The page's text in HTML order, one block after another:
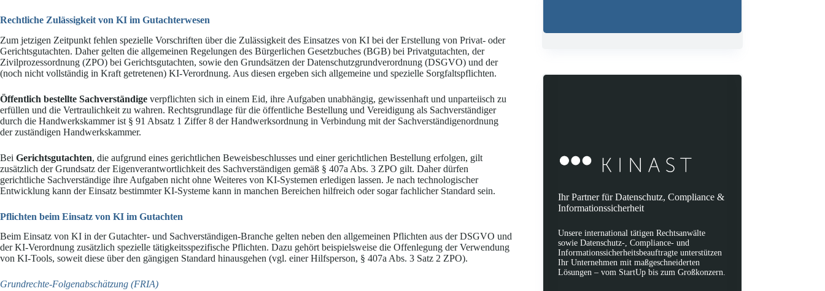
Rechtliche Zulässigkeit von KI im Gutachterwesen
Zum jetzigen Zeitpunkt fehlen spezielle Vorschriften über die Zulässigkeit des Einsatzes von KI bei der Erstellung von Privat- oder
Gerichtsgutachten. Daher gelten die allgemeinen Regelungen des Bürgerlichen Gesetzbuches (BGB) bei Privatgutachten, der
Zivilprozessordnung (ZPO) bei Gerichtsgutachten, sowie den Grundsätzen der Datenschutzgrundverordnung (DSGVO) und der
(noch nicht vollständig in Kraft getretenen) KI-Verordnung. Aus diesen ergeben sich allgemeine und spezielle Sorgfaltspflichten.
Öffentlich bestellte Sachverständige verpflichten sich in einem Eid, ihre Aufgaben unabhängig, gewissenhaft und unparteiisch zu
erfüllen und die Vertraulichkeit zu wahren. Rechtsgrundlage für die öffentliche Bestellung und Vereidigung als Sachverständiger
durch die Handwerkskammer ist § 91 Absatz 1 Ziffer 8 der Handwerksordnung in Verbindung mit der Sachverständigenordnung
der zuständigen Handwerkskammer.
Bei Gerichtsgutachten, die aufgrund eines gerichtlichen Beweisbeschlusses und einer gerichtlichen Bestellung erfolgen, gilt
zusätzlich der Grundsatz der Eigenverantwortlichkeit des Sachverständigen gemäß § 407a Abs. 3 ZPO gilt. Daher dürfen
gerichtliche Sachverständige ihre Aufgaben nicht ohne Weiteres von KI-Systemen erledigen lassen. Je nach technologischer
Entwicklung kann der Einsatz bestimmter KI-Systeme kann in manchen Bereichen hilfreich oder sogar fachlicher Standard sein.
Pflichten beim Einsatz von KI im Gutachten
Beim Einsatz von KI in der Gutachter- und Sachverständigen-Branche gelten neben den allgemeinen Pflichten aus der DSGVO und
der KI-Verordnung zusätzlich spezielle tätigkeitsspezifische Pflichten. Dazu gehört beispielsweise die Offenlegung der Verwendung
von KI-Tools, soweit diese über den gängigen Standard hinausgehen (vgl. einer Hilfsperson, § 407a Abs. 3 Satz 2 ZPO).
Grundrechte-Folgenabschätzung (FRIA)
Ihr Partner für Datenschutz, Compliance &
Informationssicherheit
Unsere international tätigen Rechtsanwälte
sowie Datenschutz-, Compliance- und
Informationssicherheitsbeauftragte unterstützen
Ihr Unternehmen mit maßgeschneiderten
Lösungen – vom StartUp bis zum Großkonzern.